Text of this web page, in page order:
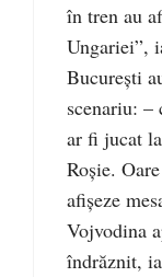
în tren au
Ungariei”,
Bucureşti
scenariu: –
ar fi jucat
Roşie.
afişeze
Vojvodina
îndrăznit,